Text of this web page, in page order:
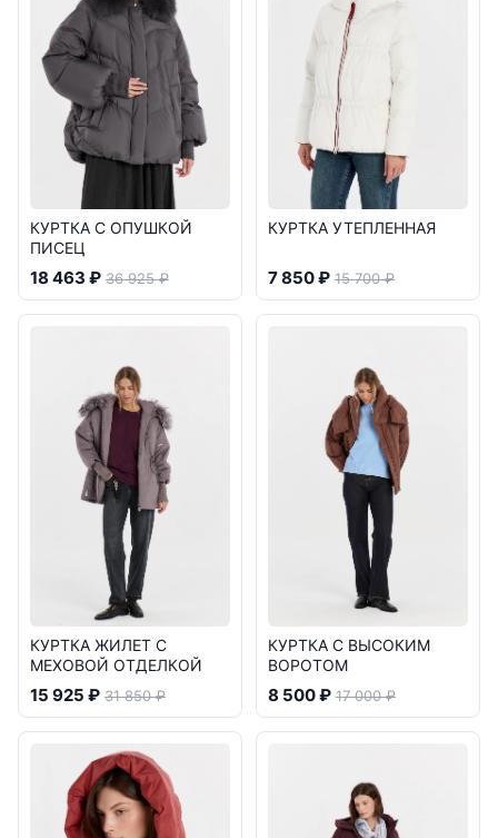
КУРТКА С ОПУШКОЙ
ПИСЕЦ
18 463 ₽ 36 925 ₽
КУРТКА УТЕПЛЕННАЯ
7 850 ₽ 15 700 ₽
КУРТКА ЖИЛЕТ С
МЕХОВОЙ ОТДЕЛКОЙ
15 925 ₽ 31 850 ₽
КУРТКА С ВЫСОКИМ
ВОРОТОМ
8 500 ₽ 17 000 ₽